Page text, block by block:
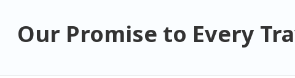
Our Promise to Every